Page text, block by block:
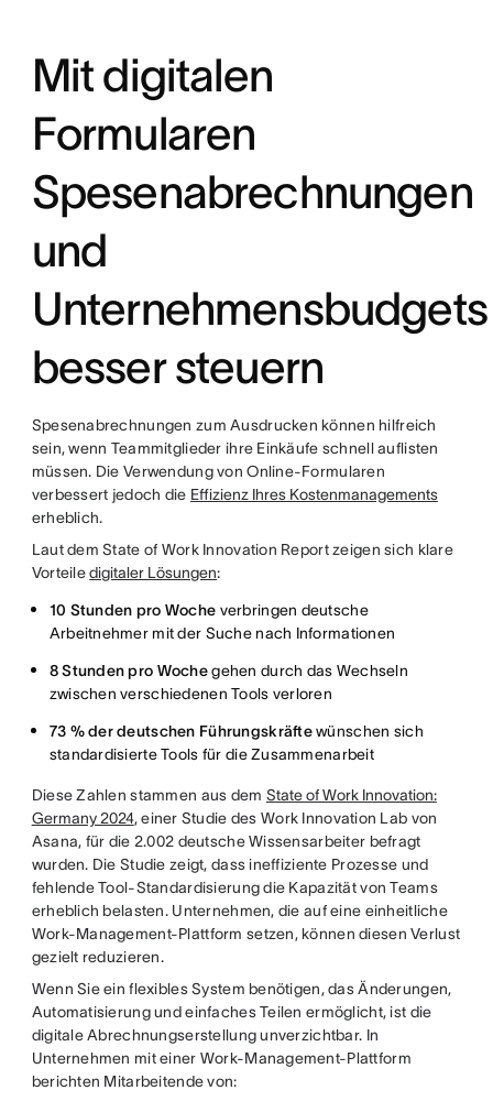
Mit digitalen
Formularen
Spesenabrechnungen
und
Unternehmensbudgets
besser steuern
Spesenabrechnungen zum Ausdrucken können hilfreich
sein, wenn Teammitglieder ihre Einkäufe schnell auflisten
müssen. Die Verwendung von Online-Formularen
verbessert jedoch die Effizienz Ihres Kostenmanagements
erheblich.
Laut dem State of Work Innovation Report zeigen sich klare
Vorteiledigitaler Lösungen:
10 Stunden pro Woche verbringen deutsche
Arbeitnehmer mit der Suche nach Informationen
8 Stunden pro Wochegehen durch das Wechseln
zwischen verschiedenen Tools verloren
73 % der deutschen Führungskräftewünschen sich
standardisierte Tools für die Zusammenarbeit
Diese Zahlen stammen aus dem State of Work Innovation:
Germany 2024, einer Studie des Work Innovation Lab von
Asana, für die 2.002 deutsche Wissensarbeiter befragt
wurden. Die Studie zeigt, dass ineffiziente Prozesse und
fehlende Tool-Standardisierung die Kapazität von Teams
erheblich belasten. Unternehmen, die auf eine einheitliche
Work-Management-Plattform setzen, können diesen Verlust
gezielt reduzieren.
Wenn Sie ein flexibles System benötigen, das Änderungen,
Automatisierung und einfaches Teilen ermöglicht, ist die
digitale Abrechnungserstellung unverzichtbar. In
Unternehmen mit einer Work-Management-Plattform
berichten Mitarbeitende von: